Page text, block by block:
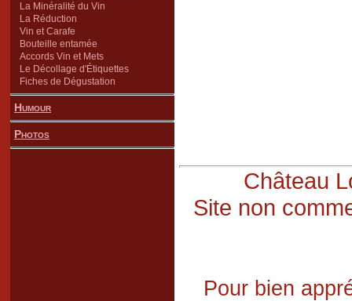
La Minéralité du Vin
La Réduction
Vin et Carafe
Bouteille entamée
Accords Vin et Mets
Le Décollage d'Étiquettes
Fiches de Dégustation
Humour
Photos
Château
Site non
Pour bien